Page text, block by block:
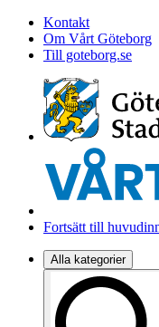
Kontakt
Om Vårt Göteborg
Till goteborg.se
Fortsätt till
Alla kategorier